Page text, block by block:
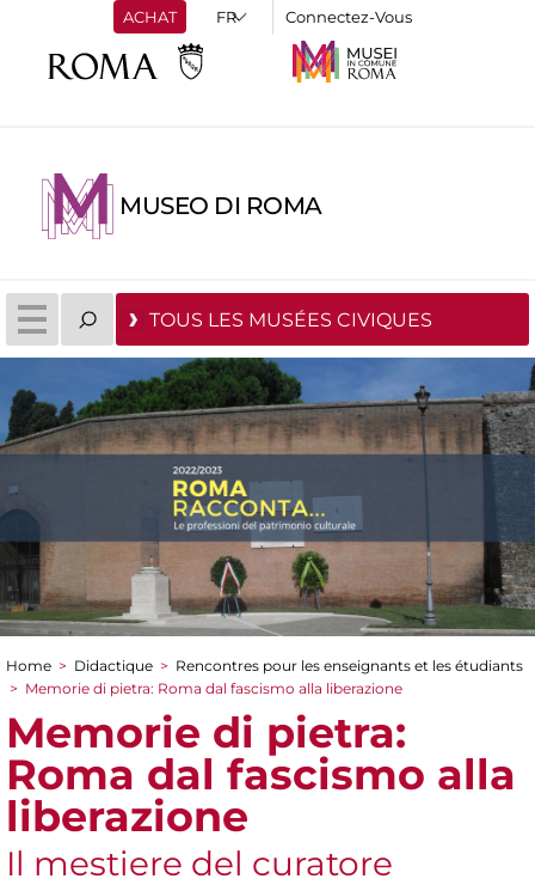
ACHAT Connectez-Vous
MUSEO DI ROMA
TOUS LES MUSÉES CIVIQUES
You are here
Home > Didactique > Rencontres pour les enseignants et les étudiants
> Memorie di pietra: Roma dal fascismo alla liberazione
Memorie di pietra:
Roma dal fascismo alla
liberazione
Il mestiere del curatore